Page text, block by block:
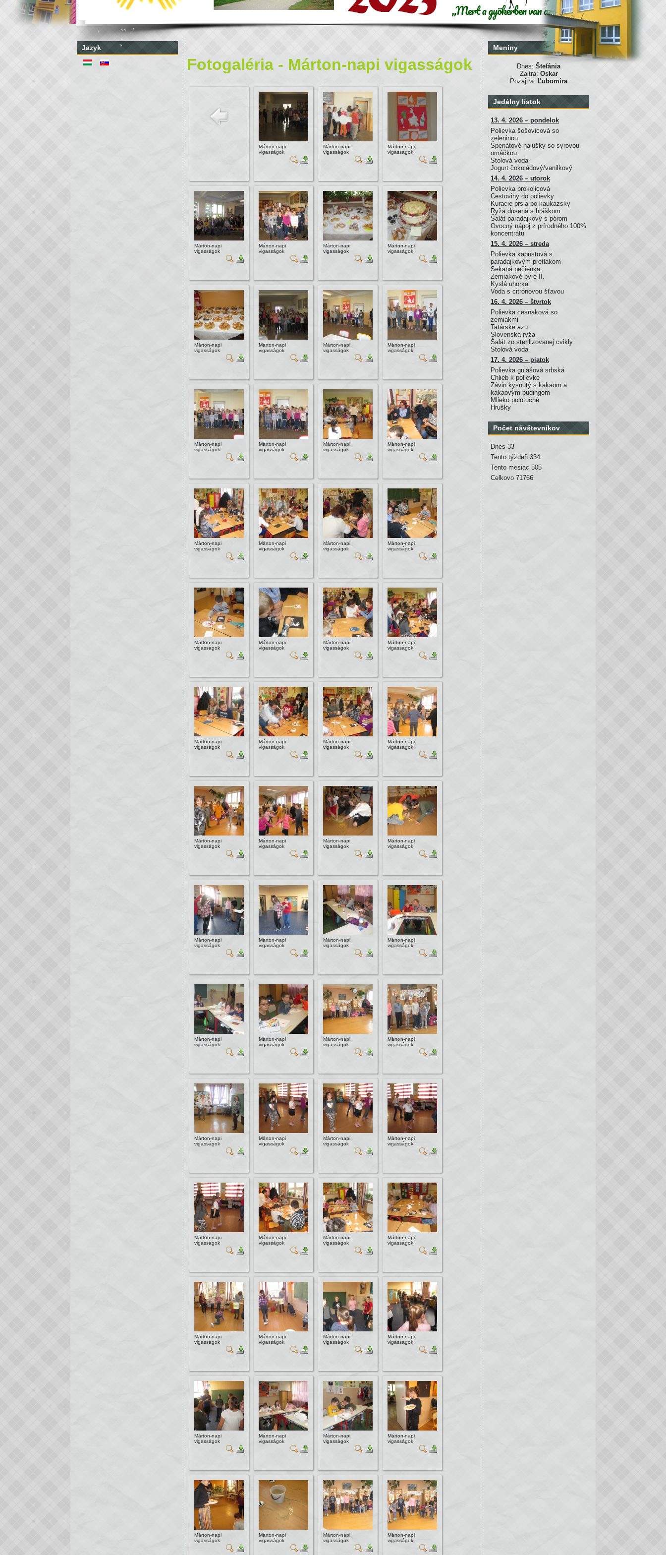
Jazyk
Fotogaléria - Márton-napi vigasságok
Márton-napi
vigasságok
Márton-napi
vigasságok
Márton-napi
vigasságok
Márton-napi
vigasságok
Márton-napi
vigasságok
Márton-napi
vigasságok
Márton-napi
vigasságok
Márton-napi
vigasságok
Márton-napi
vigasságok
Márton-napi
vigasságok
Márton-napi
vigasságok
Márton-napi
vigasságok
Márton-napi
vigasságok
Márton-napi
vigasságok
Márton-napi
vigasságok
Márton-napi
vigasságok
Márton-napi
vigasságok
Márton-napi
vigasságok
Márton-napi
vigasságok
Márton-napi
vigasságok
Márton-napi
vigasságok
Márton-napi
vigasságok
Márton-napi
vigasságok
Márton-napi
vigasságok
Márton-napi
vigasságok
Márton-napi
vigasságok
Márton-napi
vigasságok
Márton-napi
vigasságok
Márton-napi
vigasságok
Márton-napi
vigasságok
Márton-napi
vigasságok
Márton-napi
vigasságok
Márton-napi
vigasságok
Márton-napi
vigasságok
Márton-napi
vigasságok
Márton-napi
vigasságok
Márton-napi
vigasságok
Márton-napi
vigasságok
Márton-napi
vigasságok
Márton-napi
vigasságok
Márton-napi
vigasságok
Márton-napi
vigasságok
Márton-napi
vigasságok
Márton-napi
vigasságok
Márton-napi
vigasságok
Márton-napi
vigasságok
Márton-napi
vigasságok
Márton-napi
vigasságok
Márton-napi
vigasságok
Márton-napi
vigasságok
Márton-napi
vigasságok
Márton-napi
vigasságok
Márton-napi
vigasságok
Márton-napi
vigasságok
Márton-napi
vigasságok
Márton-napi
vigasságok
Márton-napi
vigasságok
Márton-napi
vigasságok
Márton-napi
vigasságok
Meniny
Dnes: Štefánia
Zajtra: Oskar
Pozajtra: Ľubomíra
Jedálny lístok
13. 4. 2026 – pondelok
Polievka šošovicová so
zeleninou
Špenátové halušky so syrovou
omáčkou
Stolová voda
Jogurt čokoládový/vanilkový
14. 4. 2026 – utorok
Polievka brokolicová
Cestoviny do polievky
Kuracie prsia po kaukazsky
Ryža dusená s hráškom
Šalát paradajkový s pórom
Ovocný nápoj z prírodného 100%
koncentrátu
15. 4. 2026 – streda
Polievka kapustová s
paradajkovým pretlakom
Sekaná pečienka
Zemiakové pyré II.
Kyslá uhorka
Voda s citrónovou šťavou
16. 4. 2026 – štvrtok
Polievka cesnaková so
zemiakmi
Tatárske azu
Slovenská ryža
Šalát zo sterilizovanej cvikly
Stolová voda
17. 4. 2026 – piatok
Polievka gulášová srbská
Chlieb k polievke
Závin kysnutý s kakaom a
kakaovým pudingom
Mlieko polotučné
Hrušky
Počet návštevníkov
Dnes 33
Tento týždeň 334
Tento mesiac 505
Celkovo 71766